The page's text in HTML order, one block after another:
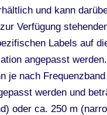
und kann
Verfügung
Labels auf
angepasst
je nach
werden und
oder ca. 250 m